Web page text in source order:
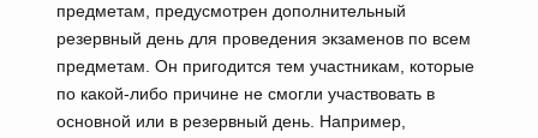
предметам, предусмотрен дополнительный
резервный день для проведения экзаменов по всем
предметам. Он пригодится тем участникам, которые
по какой-либо причине не смогли участвовать в
основной или в резервный день. Например,